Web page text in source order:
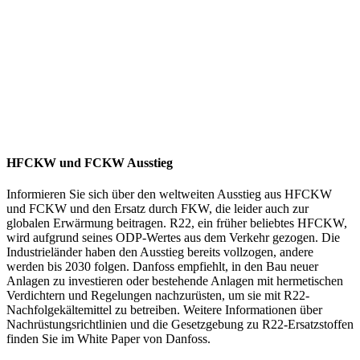
HFCKW und FCKW Ausstieg
Informieren Sie sich über den weltweiten Ausstieg aus HFCKW
und FCKW und den Ersatz durch FKW, die leider auch zur
globalen Erwärmung beitragen. R22, ein früher beliebtes HFCKW,
wird aufgrund seines ODP-Wertes aus dem Verkehr gezogen. Die
Industrieländer haben den Ausstieg bereits vollzogen, andere
werden bis 2030 folgen. Danfoss empfiehlt, in den Bau neuer
Anlagen zu investieren oder bestehende Anlagen mit hermetischen
Verdichtern und Regelungen nachzurüsten, um sie mit R22-
Nachfolgekältemittel zu betreiben. Weitere Informationen über
Nachrüstungsrichtlinien und die Gesetzgebung zu R22-Ersatzstoffen
finden Sie im White Paper von Danfoss.